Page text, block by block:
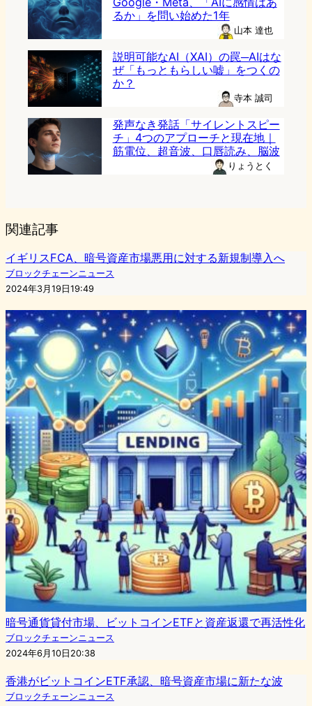
るか」を問い始めた1年
山本 達也
説明可能なAI（XAI）の罠─AIはな
ぜ「もっともらしい嘘」をつくの
か？
寺本 誠司
発声なき発話「サイレントスピー
チ」4つのアプローチと現在地｜
筋電位、超音波、口唇読み、脳波
りょうとく
関連記事
イギリスFCA、暗号資産市場悪用に対する新規制導入へ
ブロックチェーンニュース
2024年3月19日19:49
暗号通貨貸付市場、ビットコインETFと資産返還で再活性化
ブロックチェーンニュース
2024年6月10日20:38
香港がビットコインETF承認、暗号資産市場に新たな波
ブロックチェーンニュース